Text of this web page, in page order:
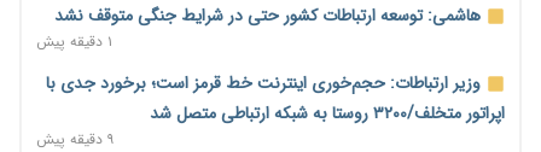
هاشمی: توسعه ارتباطات کشور حتی در شرایط جنگی متوقف نشد
۱ دقیقه پیش
وزیر ارتباطات: حجم‌خوری اینترنت خط قرمز است؛ برخورد جدی با
اپراتور متخلف/۳۲۰۰ روستا به شبکه ارتباطی متصل شد
۹ دقیقه پیش